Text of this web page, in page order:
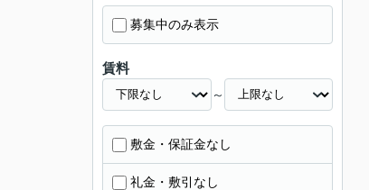
募集中のみ表示
賃料
～
敷金・保証金なし
礼金・敷引なし